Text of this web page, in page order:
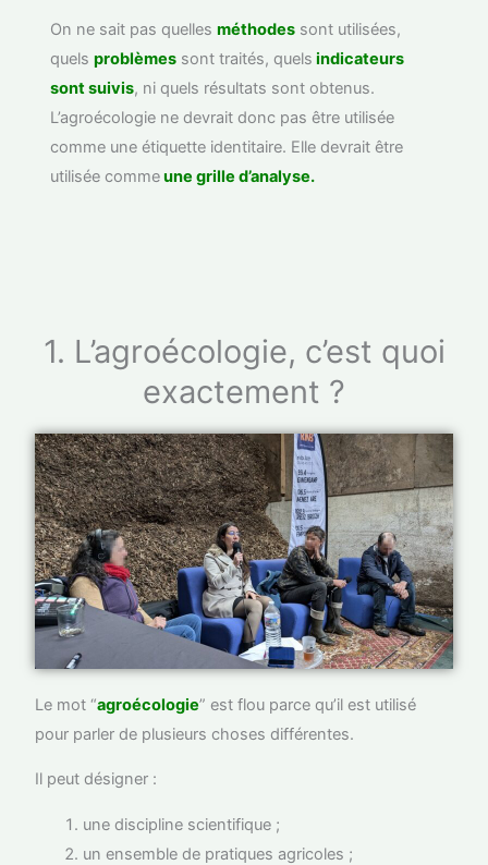
On ne sait pas quellesméthodes sont utilisées,
quelsproblèmes sont traités, quels indicateurs
sont suivis, ni quels résultats sont obtenus.
L’agroécologie ne devrait donc pas être utilisée
comme une étiquette identitaire. Elle devrait être
utilisée commeune grille d’analyse.
1. L’agroécologie, c’est quoi
exactement ?
Le mot “agroécologie” est flou parce qu’il est utilisé
pour parler de plusieurs choses différentes.
Il peut désigner :
une discipline scientifique ;
un ensemble de pratiques agricoles ;